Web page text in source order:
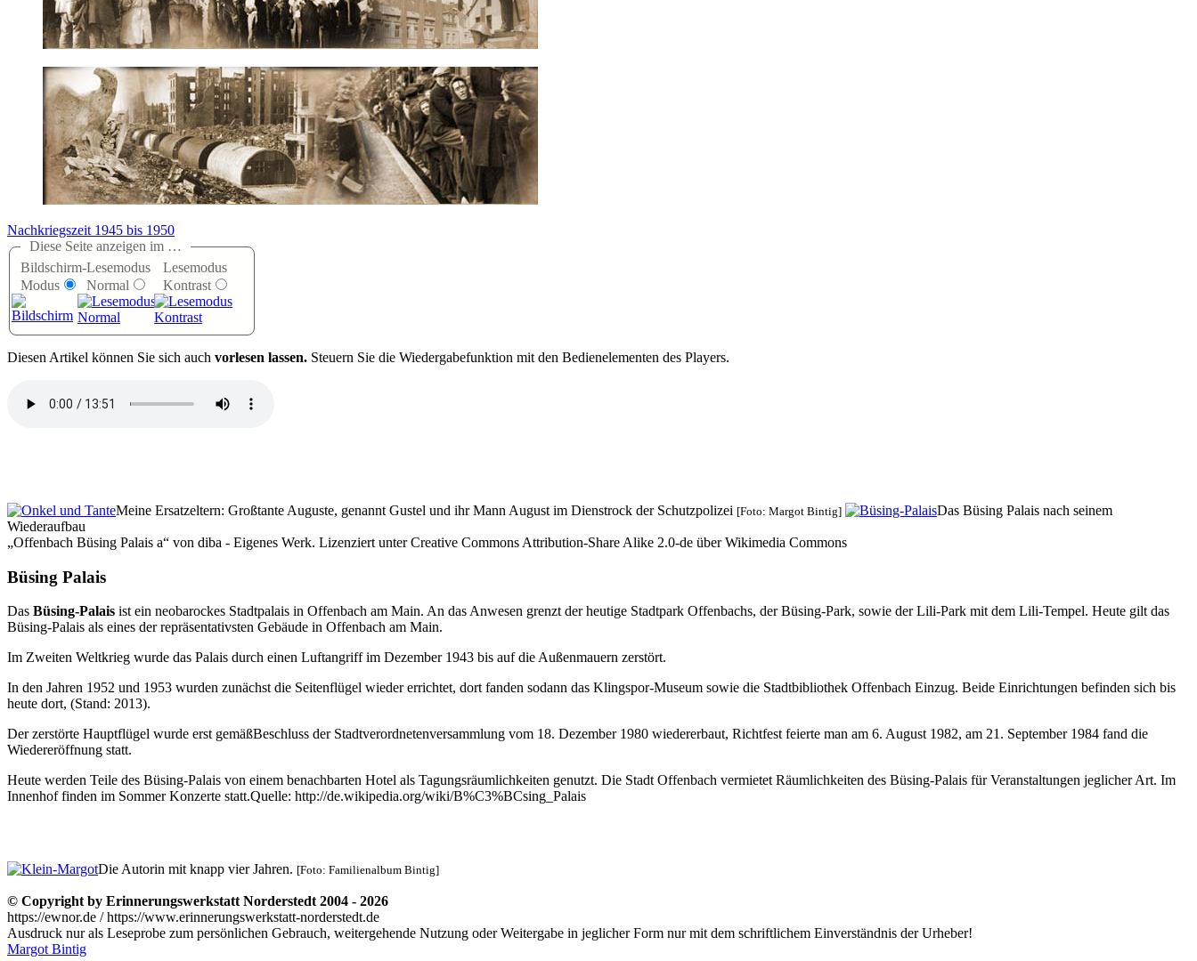
Nachkriegszeit 1945 bis 1950
Diese Seite anzeigen im …
Bildschirm-
Modus
Lesemodus
Normal
Lesemodus
Kontrast
Diesen Artikel können Sie sich auch vorlesen lassen. Steuern Sie die Wiedergabefunktion mit den Bedienelementen des Players.
Meine Ersatzeltern: Großtante Auguste, genannt Gustel und ihr Mann August im Dienstrock der Schutzpolizei [Foto: Margot Bintig]
Das Büsing Palais nach seinem
Wiederaufbau
Offenbach Büsing Palais a
von diba - Eigenes Werk. Lizenziert unter Creative Commons Attribution-Share Alike 2.0-de über Wikimedia Commons
Büsing Palais
Das Büsing-Palais ist ein neobarockes Stadtpalais in Offenbach am Main. An das Anwesen grenzt der heutige Stadtpark Offenbachs, der Büsing-Park, sowie der Lili-Park mit dem Lili-Tempel. Heute gilt das
Büsing-Palais als eines der repräsentativsten Gebäude in Offenbach am Main.
Im Zweiten Weltkrieg wurde das Palais durch einen Luftangriff im Dezember 1943 bis auf die Außenmauern zerstört.
In den Jahren 1952 und 1953 wurden zunächst die Seitenflügel wieder errichtet, dort fanden sodann das Klingspor-Museum sowie die Stadtbibliothek Offenbach Einzug. Beide Einrichtungen befinden sich bis
heute dort, (Stand: 2013).
Der zerstörte Hauptflügel wurde erst gemäßBeschluss der Stadtverordnetenversammlung vom 18. Dezember 1980 wiedererbaut, Richtfest feierte man am 6. August 1982, am 21. September 1984 fand die
Wiedereröffnung statt.
Heute werden Teile des Büsing-Palais von einem benachbarten Hotel als Tagungsräumlichkeiten genutzt. Die Stadt Offenbach vermietet Räumlichkeiten des Büsing-Palais für Veranstaltungen jeglicher Art. Im
Innenhof finden im Sommer Konzerte statt.Quelle: http://de.wikipedia.org/wiki/B%C3%BCsing_Palais
Die Autorin mit knapp vier Jahren. [Foto: Familienalbum Bintig]
© Copyright by Erinnerungswerkstatt Norderstedt 2004 - 2026
https://ewnor.de / https://www.erinnerungswerkstatt-norderstedt.de
Ausdruck nur als Leseprobe zum persönlichen Gebrauch, weitergehende Nutzung oder Weitergabe in jeglicher Form nur mit dem schriftlichem Einverständnis der Urheber!
Margot Bintig